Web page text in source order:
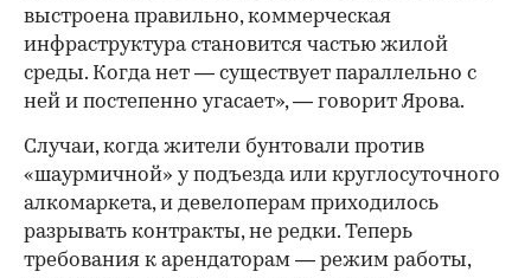
выстроена правильно, коммерческая
инфраструктура становится частью жилой
среды. Когда нет — существует параллельно с
ней и постепенно угасает», — говорит Ярова.
Случаи, когда жители бунтовали против
«шаурмичной» у подъезда или круглосуточного
алкомаркета, и девелоперам приходилось
разрывать контракты, не редки. Теперь
требования к арендаторам — режим работы,